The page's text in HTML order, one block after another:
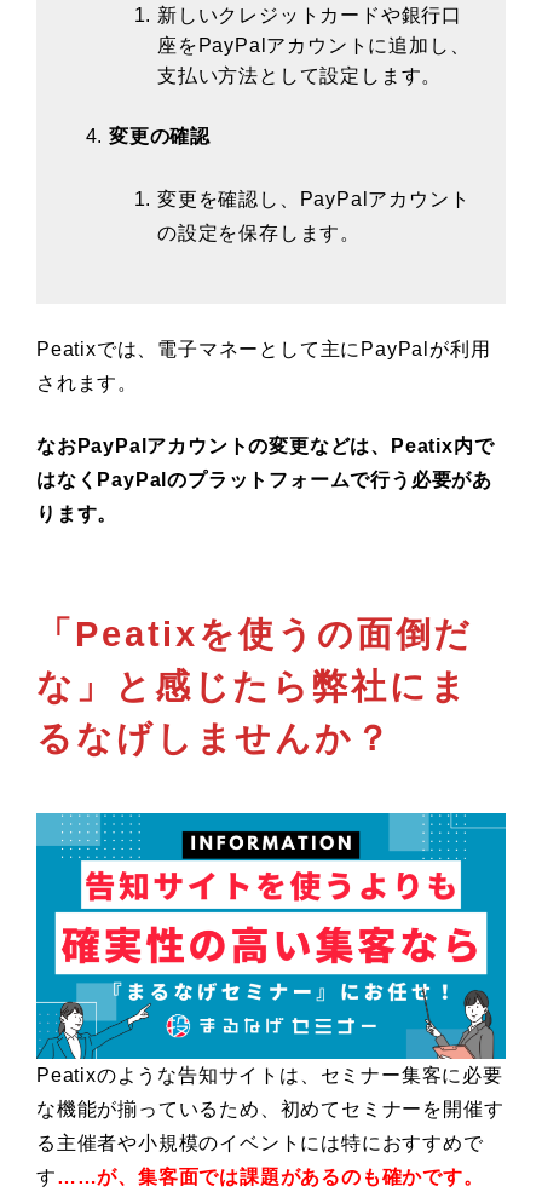
新しいクレジットカードや銀行口
座をPayPalアカウントに追加し、
支払い方法として設定します。
変更の確認
変更を確認し、PayPalアカウント
の設定を保存します。
Peatixでは、電子マネーとして主にPayPalが利用
されます。
なおPayPalアカウントの変更などは、Peatix内で
はなくPayPalのプラットフォームで行う必要があ
ります。
「Peatixを使うの面倒だ
な」と感じたら弊社にま
るなげしませんか？
Peatixのような告知サイトは、セミナー集客に必要
な機能が揃っているため、初めてセミナーを開催す
る主催者や小規模のイベントには特におすすめで
す……が、集客面では課題があるのも確かです。